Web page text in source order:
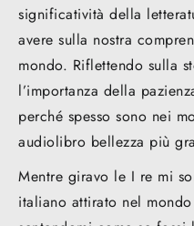
significatività della
avere sulla nostra
mondo. Riflettendo sulla
l’importanza della
perché spesso sono nei
audiolibro bellezza più
Mentre giravo le I re mi
italiano attirato nel